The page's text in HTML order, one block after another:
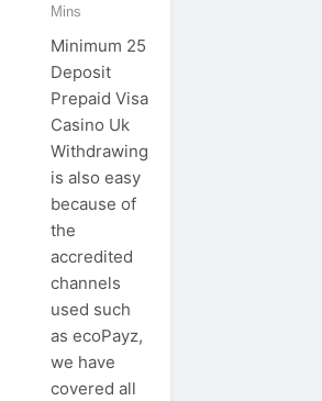
Mins
Minimum 25
Deposit
Prepaid Visa
Casino Uk
Withdrawing
is also easy
because of
the
accredited
channels
used such
as ecoPayz,
we have
covered all